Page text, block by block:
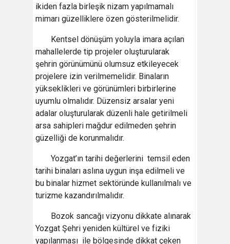
ikiden fazla birleşik nizam yapılmamalı
mimarı güzelliklere özen gösterilmelidir.
Kentsel dönüşüm yoluyla imara açılan
mahallelerde tip projeler oluşturularak
şehrin görünümünü olumsuz etkileyecek
projelere izin verilmemelidir. Binaların
yükseklikleri ve görünümleri birbirlerine
uyumlu olmalıdır. Düzensiz arsalar yeni
adalar oluşturularak düzenli hale getirilmeli
arsa sahipleri mağdur edilmeden şehrin
güzelliği de korunmalıdır.
Yozgat’ın tarihi değerlerini temsil eden
tarihi binaları aslına uygun inşa edilmeli ve
bu binalar hizmet sektöründe kullanılmalı ve
turizme kazandırılmalıdır.
Bozok sancağı vizyonu dikkate alınarak
Yozgat Şehri yeniden kültürel ve fiziki
yapılanması ile bölgesinde dikkat çeken